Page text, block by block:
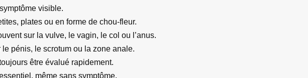
visible.
plates ou en forme de chou-fleur.
sur la vulve, le vagin, le col ou l’anus.
pénis, le scrotum ou la zone anale.
être évalué rapidement.
même sans symptôme.